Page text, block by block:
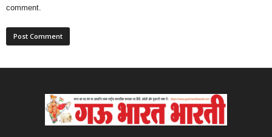
comment.